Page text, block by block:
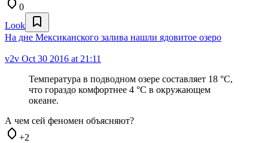
0
Look
На дне Мексиканского залива нашли ядовитое озеро
v2v Oct 30 2016 at 21:11
Температура в подводном озере составляет 18 °С,
что гораздо комфортнее 4 °С в окружающем
океане.
А чем сей феномен объясняют?
+2